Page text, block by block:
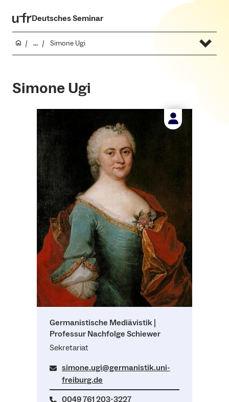
Deutsches Seminar
... Simone Ugi
Simone Ugi
Germanistische Mediävistik |
Professur Nachfolge Schiewer
Sekretariat
simone.ugi@germanistik.uni-
freiburg.de
0049 761 203-3227